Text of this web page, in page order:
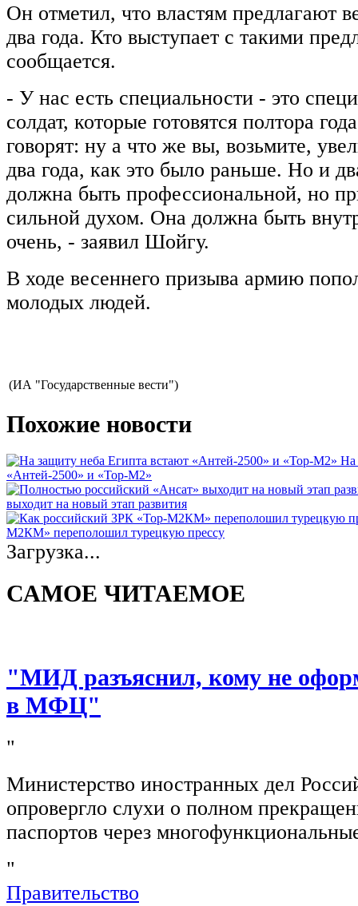
Он отметил, что властям предлагают
два года. Кто выступает с такими
сообщается.
- У нас есть специальности - это
солдат, которые готовятся полтора
говорят: ну а что же вы, возьмите,
два года, как это было раньше. Но и
должна быть профессиональной, но
сильной духом. Она должна быть
очень, - заявил Шойгу.
В ходе весеннего призыва армию
молодых людей.
(ИА "Государственные вести")
Похожие новости
На
«Антей-2500» и «Тор-М2»
выходит на новый этап развития
М2КМ» переполошил турецкую прессу
Загрузка...
САМОЕ ЧИТАЕМОЕ
"МИД разъяснил, кому не
в МФЦ"
"
Министерство иностранных дел
опровергло слухи о полном
паспортов через
"
Правительство